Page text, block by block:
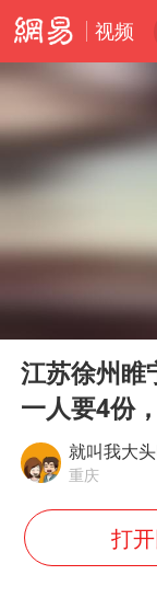
视频
Play
00:00
江苏徐州睢
一人要4份
就叫我大
重庆
打